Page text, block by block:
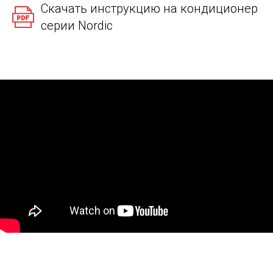
Скачать инструкцию на кондиционер
серии Nordic